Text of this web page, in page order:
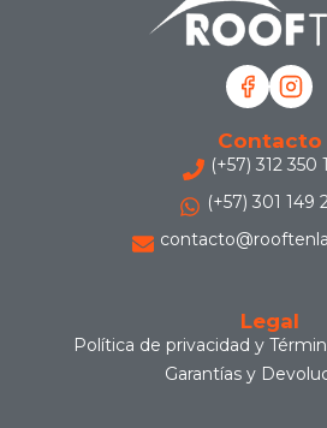
Contacto
(+57) 312 350
(+57) 301 149
Legal
Política de privacidad y
Garantías y